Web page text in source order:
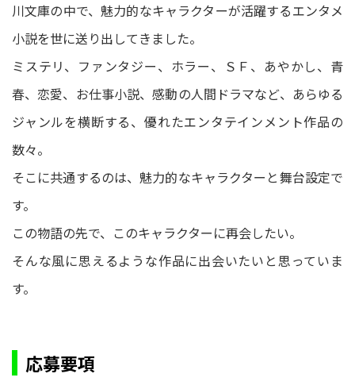
川文庫の中で、魅力的なキャラクターが活躍するエンタメ
小説を世に送り出してきました。
ミステリ、ファンタジー、ホラー、ＳＦ、あやかし、青
春、恋愛、お仕事小説、感動の人間ドラマなど、あらゆる
ジャンルを横断する、優れたエンタテインメント作品の
数々。
そこに共通するのは、魅力的なキャラクターと舞台設定で
す。
この物語の先で、このキャラクターに再会したい。
そんな風に思えるような作品に出会いたいと思っていま
す。
応募要項